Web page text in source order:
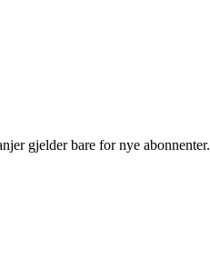
gjelder bare for nye abonnenter.